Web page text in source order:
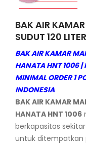
BAK AIR
SUDUT 120
BAK AIR KAMAR
HANATA HNT 1006 |
MINIMAL ORDER 1
INDONESIA
BAK AIR KAMAR
HANATA HNT 1006
berkapasitas
untuk ditempatkan